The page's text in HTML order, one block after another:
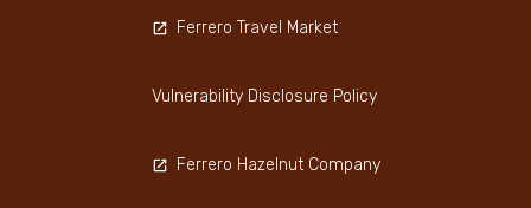
Ferrero Travel Market
Vulnerability Disclosure Policy
Ferrero Hazelnut Company